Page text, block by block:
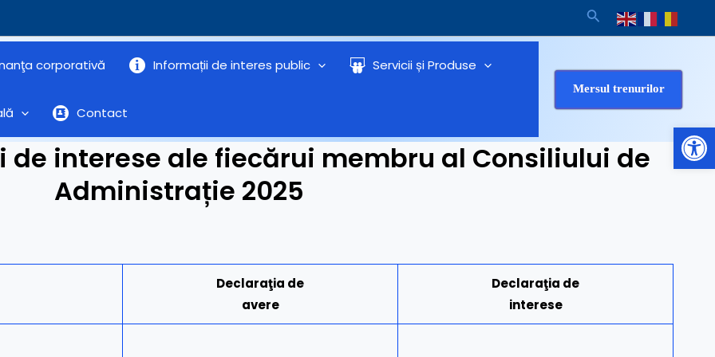
Search
corporativă Informații de interes public Servicii și Produse
Contact
Mersul trenurilor
de interese ale fiecărui membru al Consiliului de
Administrație 2025
Declaraţia de
avere
Declaraţia de
interese